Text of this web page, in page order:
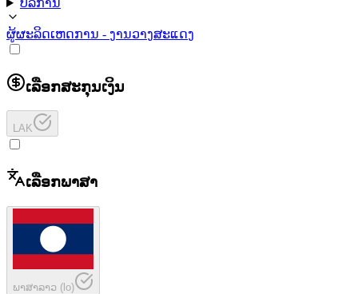
ບໍລິການ
ຜູ້ຜະລິດເຫດການ - ງານວາງສະແດງ
ເລືອກສະກຸນເງິນ
LAK
ເລືອກພາສາ
ພາສາລາວ (lo)